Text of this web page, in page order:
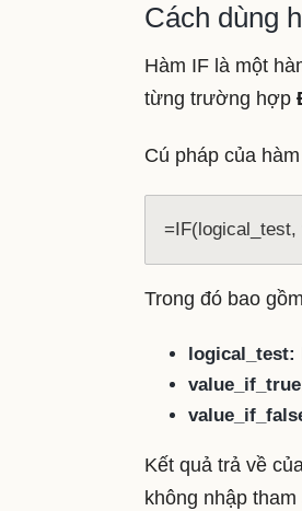
Cách dùng
Hàm IF là một
từng trường hợp
Cú pháp của
=IF(logical_test,
Trong đó bao
logical_test:
Kết quả trả về
không nhập